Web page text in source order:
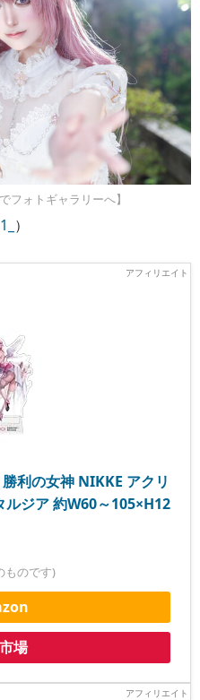
フォトギャラリーへ】
）
利の女神 NIKKE アクリ
ルジア 約W60～105×H12
ものです)
場